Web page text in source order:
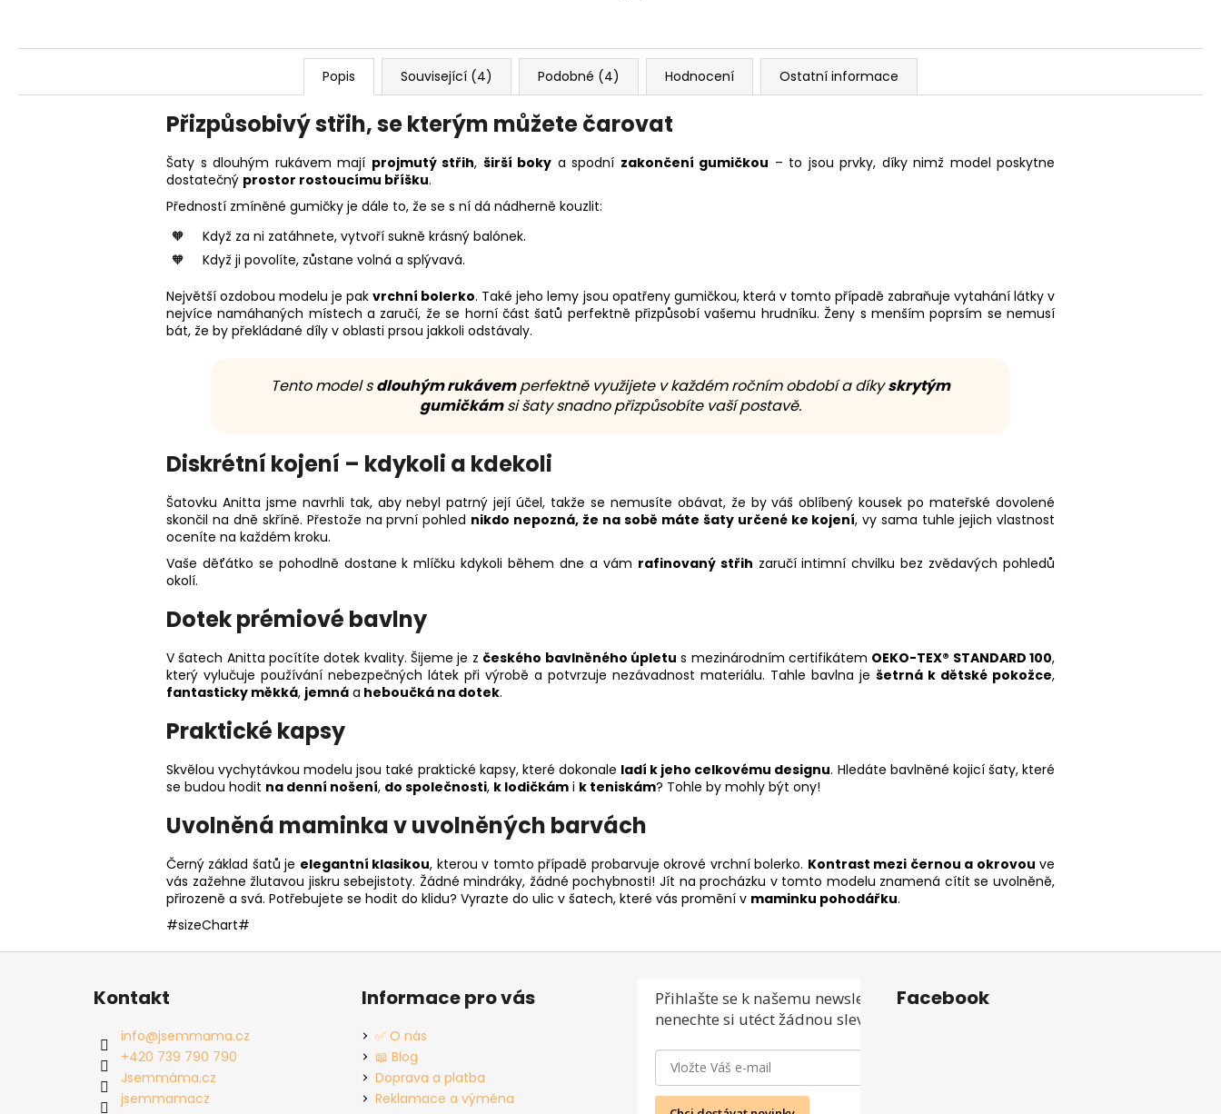
Popis Související (4) Podobné (4) Hodnocení Ostatní informace
Přizpůsobivý střih, se kterým můžete čarovat
Šaty s dlouhým rukávem mají projmutý střih, širší boky a spodní zakončení gumičkou – to jsou prvky, díky nimž model poskytne
dostatečný prostor rostoucímu bříšku.
Předností zmíněné gumičky je dále to, že se s ní dá nádherně kouzlit:
Když za ni zatáhnete, vytvoří sukně krásný balónek.
Když ji povolíte, zůstane volná a splývavá.
Největší ozdobou modelu je pakvrchní bolerko. Také jeho lemy jsou opatřeny gumičkou, která v tomto případě zabraňuje vytahání látky v
nejvíce namáhaných místech a zaručí, že se horní část šatů perfektně přizpůsobí vašemu hrudníku. Ženy s menším poprsím se nemusí
bát, že by překládané díly v oblasti prsou jakkoli odstávaly.
Tento model sdlouhým rukávemperfektně využijete v každém ročním období a díkyskrytým
gumičkámsi šaty snadno přizpůsobíte vaší postavě.
Diskrétní kojení – kdykoli a kdekoli
Šatovku Anitta jsme navrhli tak, aby nebyl patrný její účel, takže se nemusíte obávat, že by váš oblíbený kousek po mateřské dovolené
skončil na dně skříně. Přestože na první pohled nikdo nepozná, že na sobě máte šaty určené ke kojení, vy sama tuhle jejich vlastnost
oceníte na každém kroku.
Vaše děťátko se pohodlně dostane k mlíčku kdykoli během dne a vám rafinovaný střih zaručí intimní chvilku bez zvědavých pohledů
okolí.
Dotek prémiové bavlny
V šatech Anitta pocítíte dotek kvality. Šijeme je z českého bavlněného úpletu s mezinárodním certifikátem OEKO-TEX® STANDARD 100,
který vylučuje používání nebezpečných látek při výrobě a potvrzuje nezávadnost materiálu. Tahle bavlna je šetrná k dětské pokožce,
fantasticky měkká, jemná a heboučká na dotek.
Praktické kapsy
Skvělou vychytávkou modelu jsou také praktické kapsy, které dokonale ladí k jeho celkovému designu. Hledáte bavlněné kojicí šaty, které
se budou hodit na denní nošení, do společnosti, k lodičkám i k teniskám? Tohle by mohly být ony!
Uvolněná maminka v uvolněných barvách
Černý základ šatů je elegantní klasikou, kterou v tomto případě probarvuje okrové vrchní bolerko. Kontrast mezi černou a okrovou ve
vás zažehne žlutavou jiskru sebejistoty. Žádné mindráky, žádné pochybnosti! Jít na procházku v tomto modelu znamená cítit se uvolněně,
přirozeně a svá. Potřebujete se hodit do klidu? Vyrazte do ulic v šatech, které vás promění v maminku pohodářku.
#sizeChart#
Z
Kontakt
info@jsemmama.cz
+420 739 790 790
Jsemmáma.cz
jsemmamacz
Informace pro vás
✅ O nás
📖 Blog
Doprava a platba
Reklamace a výměna
Přihlašte se k našemu newsletteru a
nenechte si utéct žádnou slevu ani akci!
Facebook